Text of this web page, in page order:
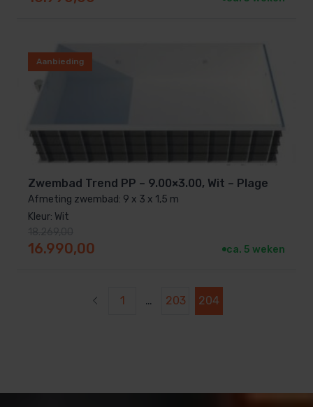
Aanbieding
Zwembad Trend PP – 9.00×3.00, Wit – Plage
Afmeting zwembad: 9 x 3 x 1,5 m
Kleur: Wit
16.990,00 ca. 5 weken
1 … 203 204